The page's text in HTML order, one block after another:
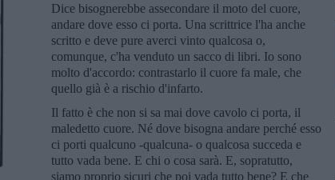
Dice bisognerebbe assecondare il moto del cuore,
andare dove esso ci porta. Una scrittrice l'ha anche
scritto e deve pure averci vinto qualcosa o,
comunque, c'ha venduto un sacco di libri. Io sono
molto d'accordo: contrastarlo il cuore fa male, che
quello già è a rischio d'infarto.
Il fatto è che non si sa mai dove cavolo ci porta, il
maledetto cuore. Né dove bisogna andare perché esso
ci porti qualcuno -qualcuna- o qualcosa succeda e
tutto vada bene. E chi o cosa sarà. E, sopratutto,
siamo proprio sicuri che poi vada tutto bene? E che